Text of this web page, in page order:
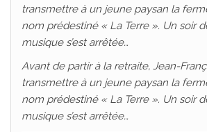
transmettre à un jeune paysan la
nom prédestiné « La Terre ». Un soir
musique s’est arrêtée…
Avant de partir à la retraite, Jean-
transmettre à un jeune paysan la
nom prédestiné « La Terre ». Un soir
musique s’est arrêtée…